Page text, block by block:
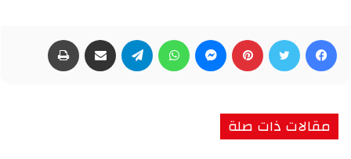
فيسبوك تويتر بينتيريست ماسنجر واتساب تيلقرام مشاركة عبر البريد
مقالات ذات صلة